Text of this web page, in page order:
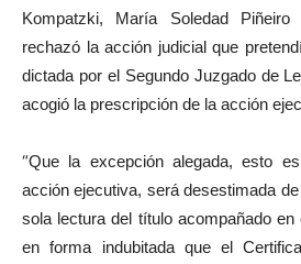
Kompatzki, María Soledad
rechazó la acción judicial que
dictada por el Segundo Juzgado de
acogió la prescripción de la acción
“Que la excepción alegada, esto
acción ejecutiva, será desestimada
sola lectura del título acompañado
en forma indubitada que el